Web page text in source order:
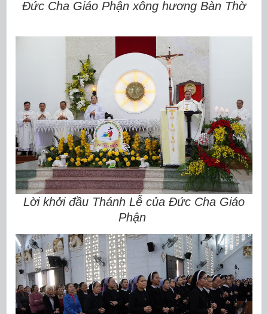
Đức Cha Giáo Phận xông hương Bàn Thờ
Lời khởi đầu Thánh Lễ của Đức Cha Giáo
Phận